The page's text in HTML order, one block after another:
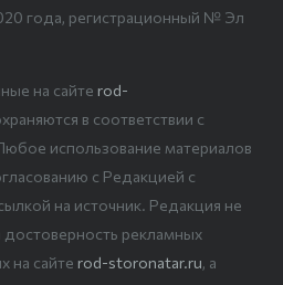
года, регистрационный № Эл
на сайте rod-
в соответствии с
использование материалов
с Редакцией с
на источник. Редакция не
достоверность рекламных
на сайте rod-storonatar.ru, а